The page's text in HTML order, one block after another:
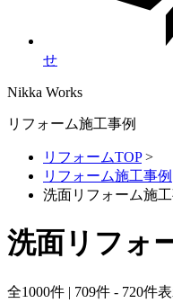
せ
Nikka Works
リフォーム施工事例
リフォームTOP>
リフォーム施工事例
洗面リフォーム施工
洗面リフォ
全1000件 | 709件 - 720件